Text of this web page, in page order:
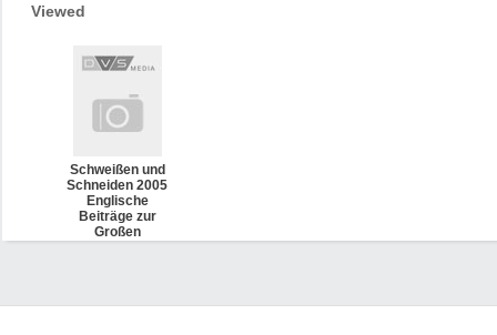
Viewed
Schweißen und
Schneiden 2005
Englische
Beiträge zur
Großen